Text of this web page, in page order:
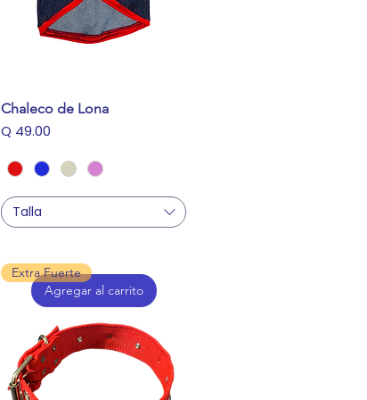
Chaleco de Lona
Precio
Q 49.00
Talla
Agregar al carrito
Extra Fuerte